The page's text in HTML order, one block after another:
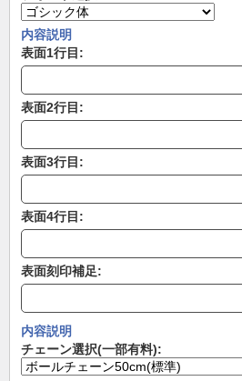
内容説明
表面1行目:
表面2行目:
表面3行目:
表面4行目:
表面刻印補足:
内容説明
チェーン選択(一部有料):